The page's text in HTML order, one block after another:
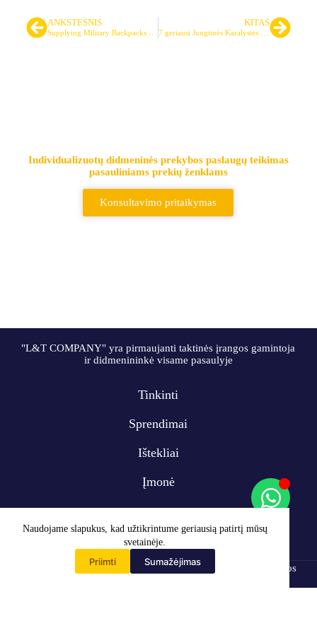
Naudojame slapukus, kad užtikrintume geriausią patirtį mūsų
svetainėje.
Priimti Sumažėjimas
ANKSTESNIS KITAS
Individualizuotų didmeninės prekybos paslaugų teikimas
pasauliniams prekių ženklams
Konsultavimo pritaikymas
"L&T COMPANY" yra pirmaujanti taktinės įrangos gamintoja
ir didmenininkė visame pasaulyje
Tinkinti
Sprendimai
Ištekliai
Įmonė
Autorinės teisės © 2009-2024 L&T COMPANY Co, Ltd. Visos